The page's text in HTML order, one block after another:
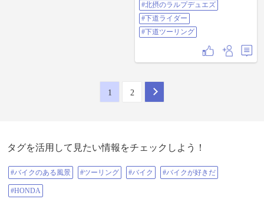
#北摂のラルプデュエズ
#下道ライダー
#下道ツーリング
1 2
タグを活用して見たい情報をチェックしよう！
#バイクのある風景 #ツーリング #バイク #バイクが好きだ
#HONDA